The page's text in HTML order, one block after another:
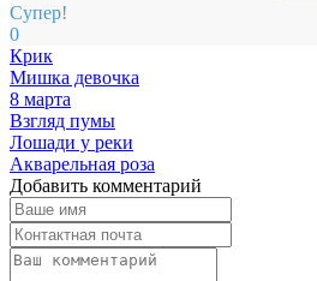
Супер!
0
Крик
Мишка девочка
8 марта
Взгляд пумы
Лошади у реки
Акварельная роза
Добавить комментарий